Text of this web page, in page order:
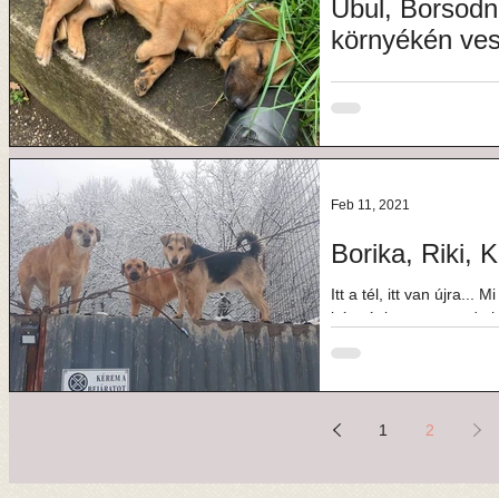
Ubul,
környékén
Keressük Ubult...
gyárnak! Kérlek
Borika, Riki,
Itt a tél, itt van újra...
bánnánk a tavaszt, de
Feb 11, 2021
1 2